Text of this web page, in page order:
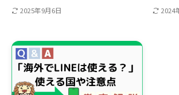
2025年9月6日 2024